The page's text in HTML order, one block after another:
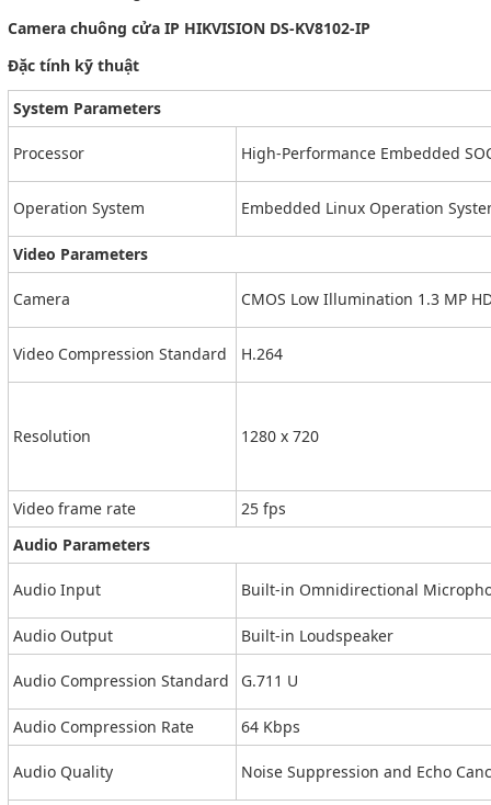
Camera chuông cửa IP HIKVISION DS-KV8102-IP
Đặc tính kỹ thuật
System Parameters
Processor High-Performance Embedded
Operation System Embedded Linux Operation
Video Parameters
Camera CMOS Low Illumination 1.3 MP
Video Compression Standard H.264
Resolution 1280 x 720
Video frame rate
25 fps
Audio Parameters
Audio Input Built-in Omnidirectional
Audio Output Built-in Loudspeaker
Audio Compression Standard G.711 U
Audio Compression Rate 64 Kbps
Audio Quality Noise Suppression and Echo